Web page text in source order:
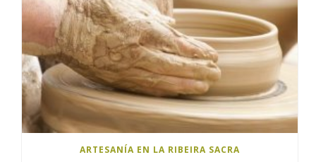
ARTESANÍA EN LA RIBEIRA SACRA